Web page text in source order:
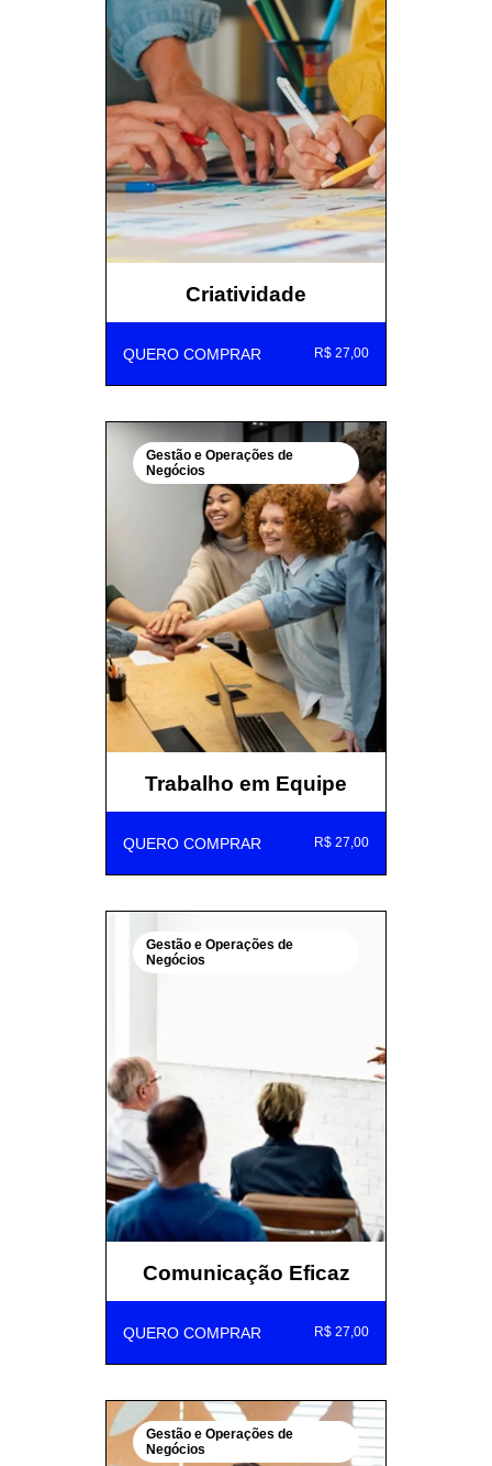
Criatividade
QUERO COMPRAR R$ 27,00
Gestão e Operações de
Negócios
Trabalho em Equipe
QUERO COMPRAR R$ 27,00
Gestão e Operações de
Negócios
Comunicação Eficaz
QUERO COMPRAR R$ 27,00
Gestão e Operações de
Negócios